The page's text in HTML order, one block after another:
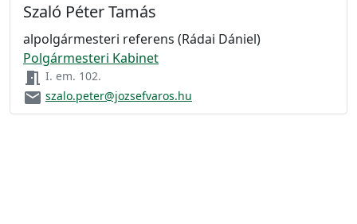
Szaló Péter Tamás
alpolgármesteri referens (Rádai Dániel)
Polgármesteri Kabinet
meeting_room I. em. 102.
email szalo.peter@jozsefvaros.hu